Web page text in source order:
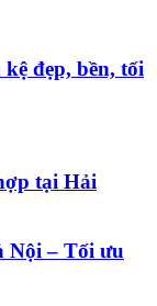
đẹp, bền, tối
tại Hải
Nội – Tối ưu